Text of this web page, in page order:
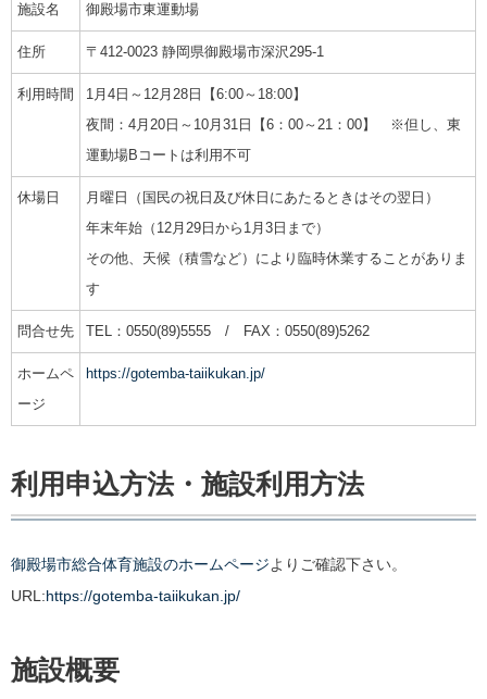
施設名 御殿場市東運動場
住所 〒412-0023 静岡県御殿場市深沢295-1
利用時間
1月4日～12月28日【6:00～18:00】
夜間：4月20日～10月31日【6：00～21：00】 ※但し、東
運動場Bコートは利用不可
休場日
月曜日（国民の祝日及び休日にあたるときはその翌日）
年末年始（12月29日から1月3日まで）
その他、天候（積雪など）により臨時休業することがありま
す
問合せ先 TEL：0550(89)5555 / FAX：0550(89)5262
ホームペ
ージ
https://gotemba-taiikukan.jp/
利用申込方法・施設利用方法
御殿場市総合体育施設のホームページよりご確認下さい。
URL:https://gotemba-taiikukan.jp/
施設概要